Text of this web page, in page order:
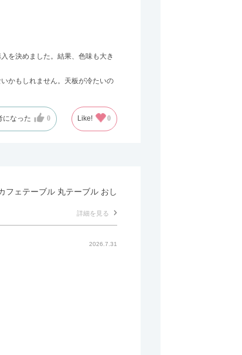
を決めました。結果、色味も大き
かもしれません。天板が冷たいの
になった 0 Like! 0
フェテーブル 丸テーブル おし
詳細を見る
2026.7.31